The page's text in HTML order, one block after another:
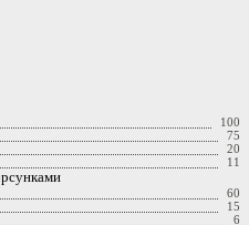
100
75
20
11
60
15
6